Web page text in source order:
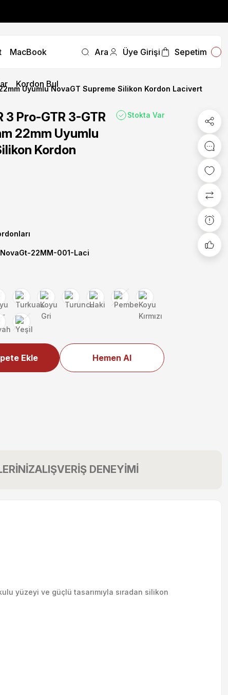
kaçırmayın.
kaçırmayın.
MacBook
Kordon Bul
Ara Üye Girişi Sepetim
Uyumlu NovaGT Supreme Silikon Kordon Lacivert
Pro-GTR 3-GTR
22mm Uyumlu
Kordon
Stokta Var
22MM-001-Laci
Ekle Hemen Al
ALIŞVERİŞ DENEYİMİ
yüzeyi ve güçlü tasarımıyla sıradan silikon